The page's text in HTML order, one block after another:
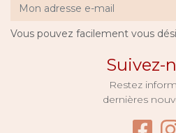
Vous pouvez facilement vous
Suivez-
Restez
dernières